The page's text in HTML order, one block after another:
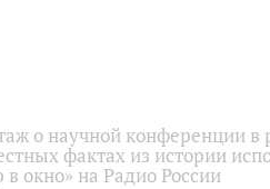
о научной конференции в
фактах из истории
в окно» на Радио России